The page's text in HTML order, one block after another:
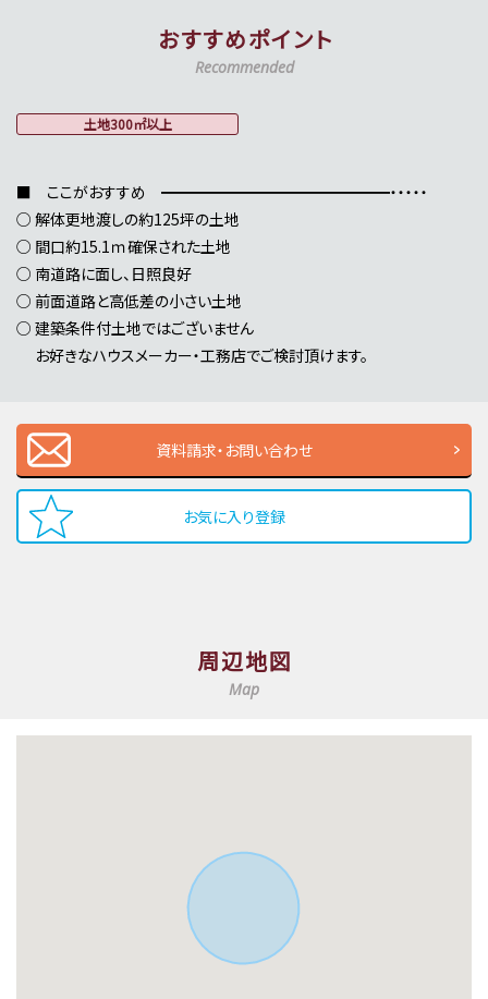
おすすめポイント
Recommended
土地300㎡以上
■ ここがおすすめ ━━━━━━━━━━━━━━━・・・・・
○ 解体更地渡しの約125坪の土地
○ 間口約15.1ｍ確保された土地
○ 南道路に面し、日照良好
○ 前面道路と高低差の小さい土地
○ 建築条件付土地ではございません
お好きなハウスメーカー・工務店でご検討頂けます。
資料請求・お問い合わせ
お気に入り登録
周辺地図
Map